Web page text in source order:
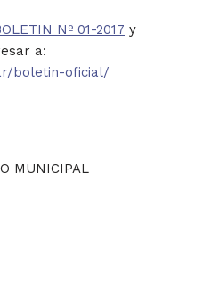
Nº 01-2017 y
a:
boletin-oficial/
MUNICIPAL